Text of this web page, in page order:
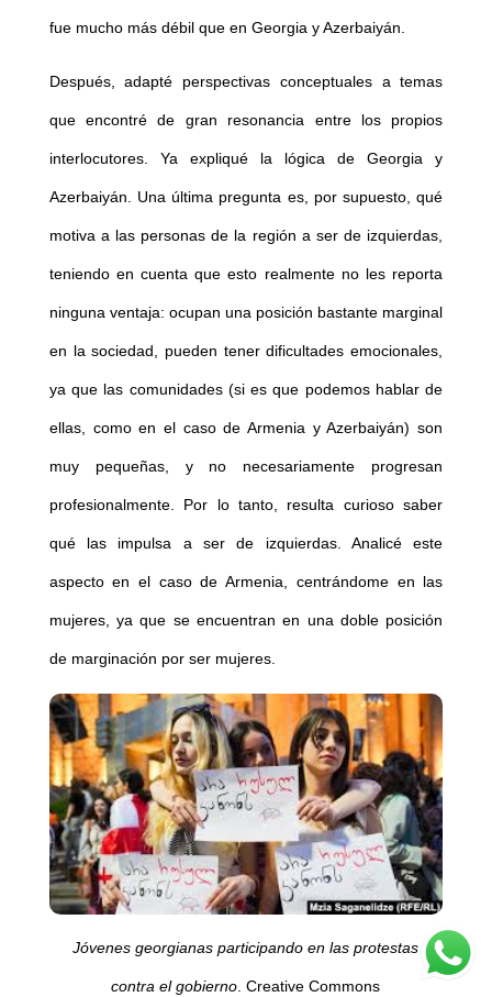
fue mucho más débil que en Georgia y Azerbaiyán.
Después, adapté perspectivas conceptuales a temas
que encontré de gran resonancia entre los propios
interlocutores. Ya expliqué la lógica de Georgia y
Azerbaiyán. Una última pregunta es, por supuesto, qué
motiva a las personas de la región a ser de izquierdas,
teniendo en cuenta que esto realmente no les reporta
ninguna ventaja: ocupan una posición bastante marginal
en la sociedad, pueden tener dificultades emocionales,
ya que las comunidades (si es que podemos hablar de
ellas, como en el caso de Armenia y Azerbaiyán) son
muy pequeñas, y no necesariamente progresan
profesionalmente. Por lo tanto, resulta curioso saber
qué las impulsa a ser de izquierdas. Analicé este
aspecto en el caso de Armenia, centrándome en las
mujeres, ya que se encuentran en una doble posición
de marginación por ser mujeres.
Jóvenes georgianas participando en las protestas
contra el gobierno. Creative Commons